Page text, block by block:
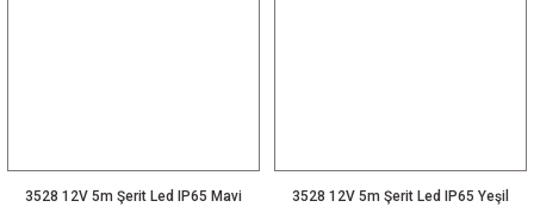
3528 12V 5m Şerit Led IP65 Mavi
3528 12V 5m Şerit Led IP65 Yeşil